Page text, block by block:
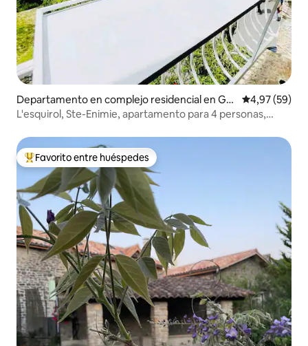
Departamento en complejo residencial en Gor
ges du Tarn Causses
Calificación
4,97 (59)
L'esquirol, Ste-Enimie, apartamento para 4 personas,
Favorito entre los huéspedes más destacados
Favorito entre huéspedes